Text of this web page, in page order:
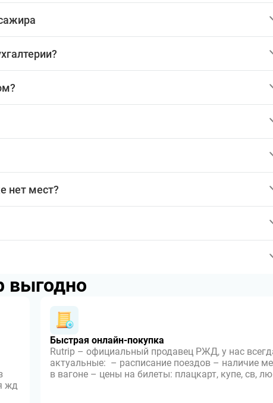
нет мест?
выгодно
жд
Быстрая онлайн-покупка
Rutrip – официальный продавец РЖД, у нас
актуальные: – расписание поездов – наличие
в вагоне – цены на билеты: плацкарт, купе, св,